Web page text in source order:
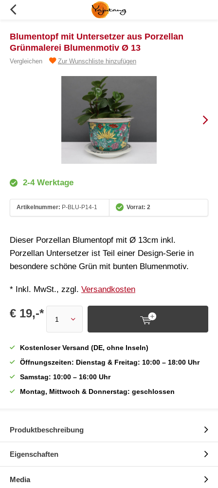
Blumentopf mit Untersetzer aus Porzellan
Grünmalerei Blumenmotiv Ø 13
Vergleichen Zur Wunschliste hinzufügen
2-4 Werktage
Artikelnummer: P-BLU-P14-1 Vorrat: 2
Dieser Porzellan Blumentopf mit Ø 13cm inkl.
Porzellan Untersetzer ist Teil einer Design-Serie in
besondere schöne Grün mit bunten Blumenmotiv.
* Inkl. MwSt., zzgl. Versandkosten
€ 19,-*
Kostenloser Versand (DE, ohne Inseln)
Öffnungszeiten: Dienstag & Freitag: 10:00 – 18:00 Uhr
Samstag: 10:00 – 16:00 Uhr
Montag, Mittwoch & Donnerstag: geschlossen
Produktbeschreibung
Eigenschaften
Media